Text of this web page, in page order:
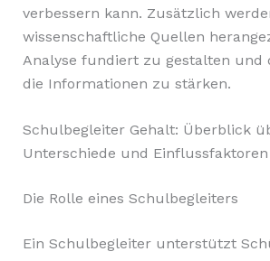
verbessern kann. Zusätzlich
wissenschaftliche Quellen
Analyse fundiert zu gestalten und
die Informationen zu stärken.
Schulbegleiter Gehalt: Überblick
Unterschiede und Einflussfaktoren
Die Rolle eines Schulbegleiters
Ein Schulbegleiter unterstützt